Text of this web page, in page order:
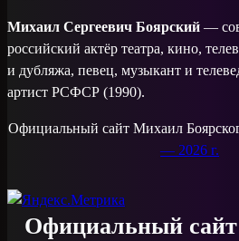
Михаил Сергеевич Боярский —
российский актёр театра, кино,
и дубляжа, певец, музыкант и
артист РСФСР (1990).
Официальный сайт Михаил
— 2026 г.
Официальный сайт